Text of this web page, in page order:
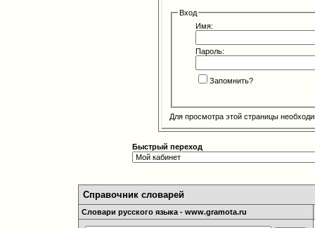
Вход
Имя:
Пароль:
Запомнить?
Для просмотра этой страницы
Быстрый переход
Справочник словарей
Словари русского языка - www.gramota.ru